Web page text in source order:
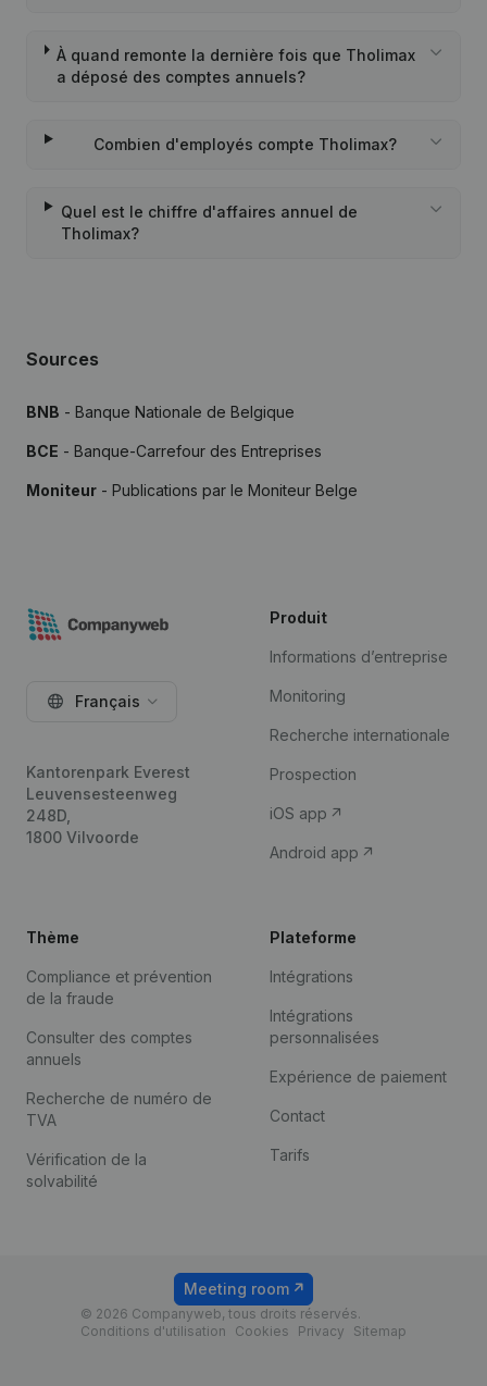
À quand remonte la dernière fois que Tholimax
a déposé des comptes annuels?
Combien d'employés compte Tholimax?
Quel est le chiffre d'affaires annuel de
Tholimax?
Sources
BNB - Banque Nationale de Belgique
BCE - Banque-Carrefour des Entreprises
Moniteur - Publications par le Moniteur Belge
Français
Kantorenpark Everest
Leuvensesteenweg
248D,
1800 Vilvoorde
Produit
Informations d’entreprise
Monitoring
Recherche internationale
Prospection
iOS app
Android app
Thème
Compliance et prévention
de la fraude
Consulter des comptes
annuels
Recherche de numéro de
TVA
Vérification de la
solvabilité
Plateforme
Intégrations
Intégrations
personnalisées
Expérience de paiement
Contact
Tarifs
© 2026 Companyweb, tous droits réservés.
Conditions d'utilisation
Cookies Privacy Sitemap
Meeting room